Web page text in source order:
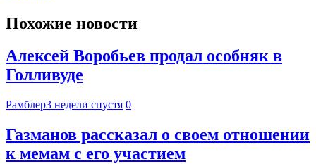
Похожие новости
Алексей Воробьев продал особняк в
Голливуде
Рамблер3 недели спустя 0
Газманов рассказал о своем отношении
к мемам с его участием